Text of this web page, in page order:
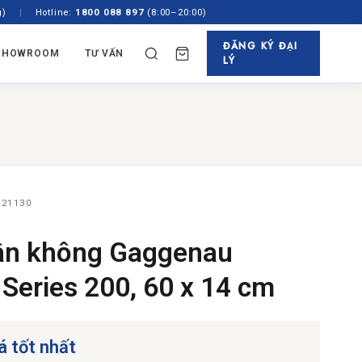
| Hotline: 1800 088 897 (8:00–20:00)
TƯ VẤN
ĐĂNG KÝ ĐẠI
LÝ
không Gaggenau
200, 60 x 14 cm
tốt nhất